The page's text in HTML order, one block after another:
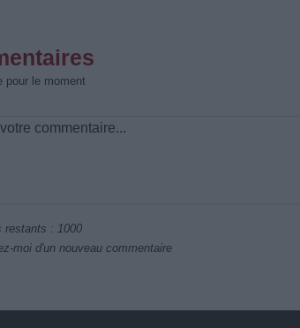
pour le moment
restants : 1000
moi d'un nouveau commentaire